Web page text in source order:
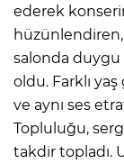
ederek
salonda duygu
oldu. Farklı
ve aynı ses
Topluluğu,
takdir topladı.